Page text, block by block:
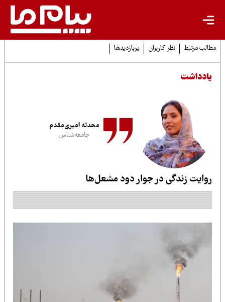
مرتبط نظر کاربران پربازدیدها
محدثه امیری‌مقدم
جامعه‌شناس
زندگی در جوار دود مشعل‌ها